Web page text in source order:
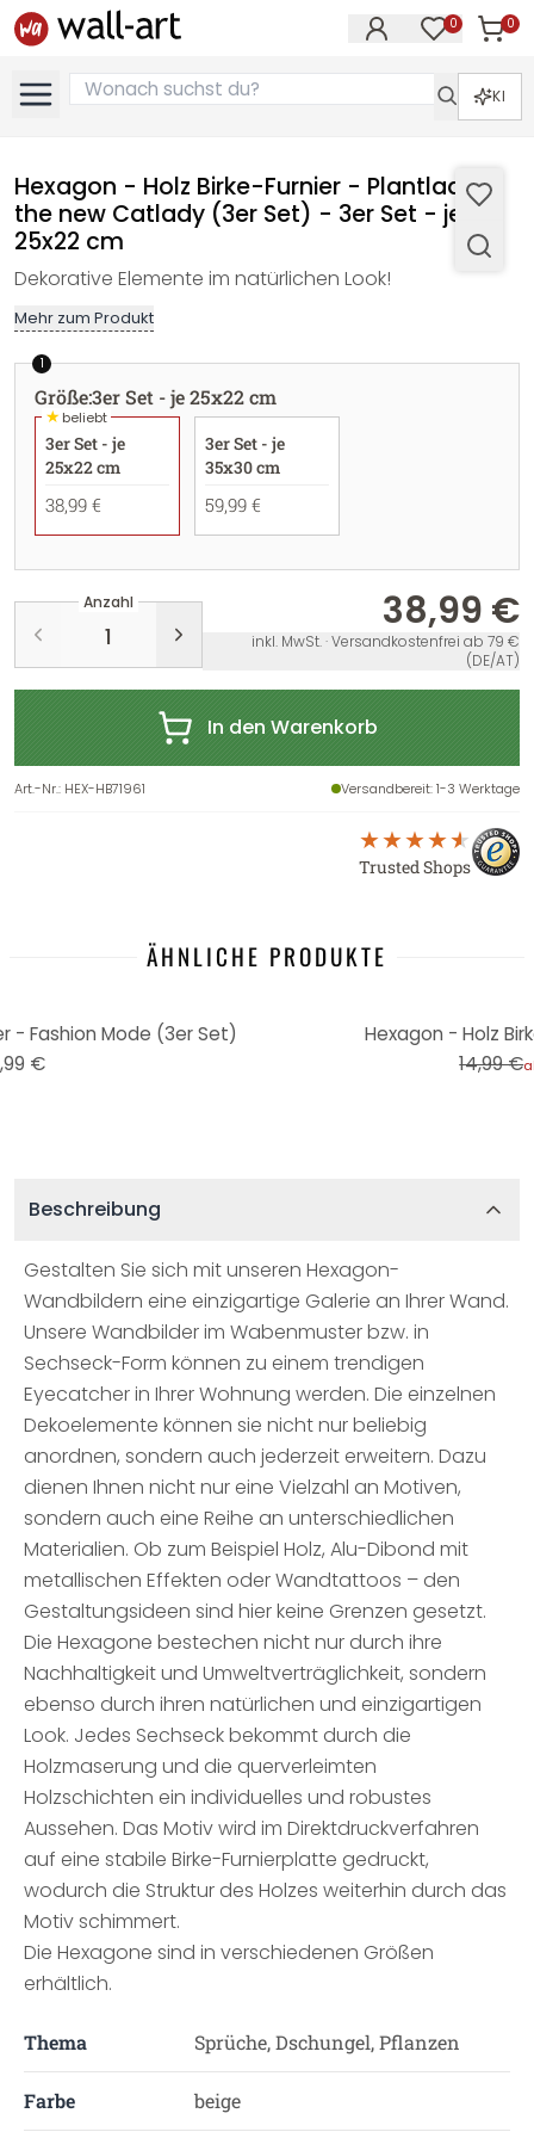
0 0
KI
Hexagon - Holz Birke-Furnier - Plantlady is
the new Catlady (3er Set) - 3er Set - je
25x22 cm
Dekorative Elemente im natürlichen Look!
Mehr zum Produkt
1
Größe:3er Set - je 25x22 cm
★beliebt
3er Set - je
25x22 cm
38,99 €
3er Set - je
35x30 cm
59,99 €
Anzahl 38,99 €
inkl. MwSt. · Versandkostenfrei ab 79 €
(DE/AT)
In den Warenkorb
Art.-Nr.: HEX-HB71961 Versandbereit: 1-3 Werktage
Trusted Shops
ÄHNLICHE PRODUKTE
- Fashion Mode (3er Set)
€
Hexagon - Holz
14,99 €
Beschreibung
Gestalten Sie sich mit unseren Hexagon-
Wandbildern eine einzigartige Galerie an Ihrer Wand.
Unsere Wandbilder im Wabenmuster bzw. in
Sechseck-Form können zu einem trendigen
Eyecatcher in Ihrer Wohnung werden. Die einzelnen
Dekoelemente können sie nicht nur beliebig
anordnen, sondern auch jederzeit erweitern. Dazu
dienen Ihnen nicht nur eine Vielzahl an Motiven,
sondern auch eine Reihe an unterschiedlichen
Materialien. Ob zum Beispiel Holz, Alu-Dibond mit
metallischen Effekten oder Wandtattoos – den
Gestaltungsideen sind hier keine Grenzen gesetzt.
Die Hexagone bestechen nicht nur durch ihre
Nachhaltigkeit und Umweltverträglichkeit, sondern
ebenso durch ihren natürlichen und einzigartigen
Look. Jedes Sechseck bekommt durch die
Holzmaserung und die querverleimten
Holzschichten ein individuelles und robustes
Aussehen. Das Motiv wird im Direktdruckverfahren
auf eine stabile Birke-Furnierplatte gedruckt,
wodurch die Struktur des Holzes weiterhin durch das
Motiv schimmert.
Die Hexagone sind in verschiedenen Größen
erhältlich.
Thema Sprüche, Dschungel, Pflanzen
Farbe beige